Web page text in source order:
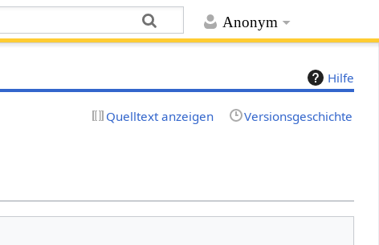
Anonym
Hilfe
Quelltext anzeigen Versionsgeschichte